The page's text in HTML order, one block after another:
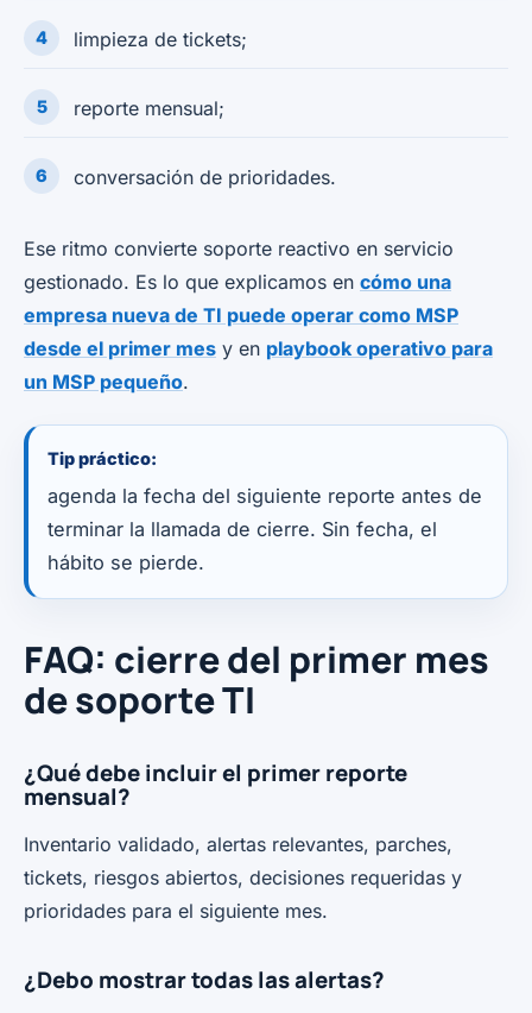
limpieza de tickets;
reporte mensual;
conversación de prioridades.
Ese ritmo convierte soporte reactivo en servicio
gestionado. Es lo que explicamos en cómo una
empresa nueva de TI puede operar como MSP
desde el primer mes y en playbook operativo para
un MSP pequeño.
Tip práctico:
agenda la fecha del siguiente reporte antes de
terminar la llamada de cierre. Sin fecha, el
hábito se pierde.
FAQ: cierre del primer mes
de soporte TI
¿Qué debe incluir el primer reporte
mensual?
Inventario validado, alertas relevantes, parches,
tickets, riesgos abiertos, decisiones requeridas y
prioridades para el siguiente mes.
¿Debo mostrar todas las alertas?